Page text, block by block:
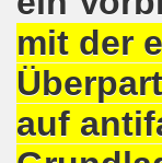
mit der
auf
Setzen wir
Bewegung am
und